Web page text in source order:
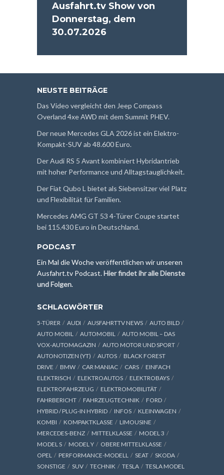
Ausfahrt.tv Show von
Donnerstag, dem
30.07.2026
NEUSTE BEITRÄGE
Das Video vergleicht den Jeep Compass
Overland 4xe AWD mit dem Summit PHEV.
Der neue Mercedes GLA 2026 ist ein Elektro-
Kompakt-SUV ab 48.600 Euro.
Der Audi RS 5 Avant kombiniert Hybridantrieb
mit hoher Performance und Alltagstauglichkeit.
Der Fiat Qubo L bietet als Siebensitzer viel Platz
und Flexibilität für Familien.
Mercedes AMG GT 53 4-Türer Coupe startet
bei 115.430 Euro in Deutschland.
PODCAST
Ein Mal die Woche veröffentlichen wir unseren
Ausfahrt.tv Podcast.Hier findet ihr alle Dienste
und Folgen.
SCHLAGWÖRTER
5-TÜRER AUDI AUSFAHRTTV NEWS
AUTO BILD
AUTO MOBIL
AUTOMOBIL
AUTO MOBIL – DAS
VOX-AUTOMAGAZIN
AUTO MOTOR UND SPORT
AUTONOTIZEN (YT)
AUTOS
BLACK FOREST
DRIVE
BMW CAR MANIAC CARS
EINFACH
ELEKTRISCH
ELEKTROAUTOS
ELEKTROBAYS
ELEKTROFAHRZEUG
ELEKTROMOBILITÄT
FAHRBERICHT
FAHRZEUGTECHNIK
FORD
HYBRID / PLUG-IN HYBRID
INFOS
KLEINWAGEN
KOMBI
KOMPAKTKLASSE
LIMOUSINE
MERCEDES-BENZ
MITTELKLASSE
MODEL 3
MODEL S
MODEL Y
OBERE MITTELKLASSE
OPEL
PERFORMANCE-MODELL SEAT
SKODA
SONSTIGE
SUV TECHNIK TESLA
TESLA MODEL